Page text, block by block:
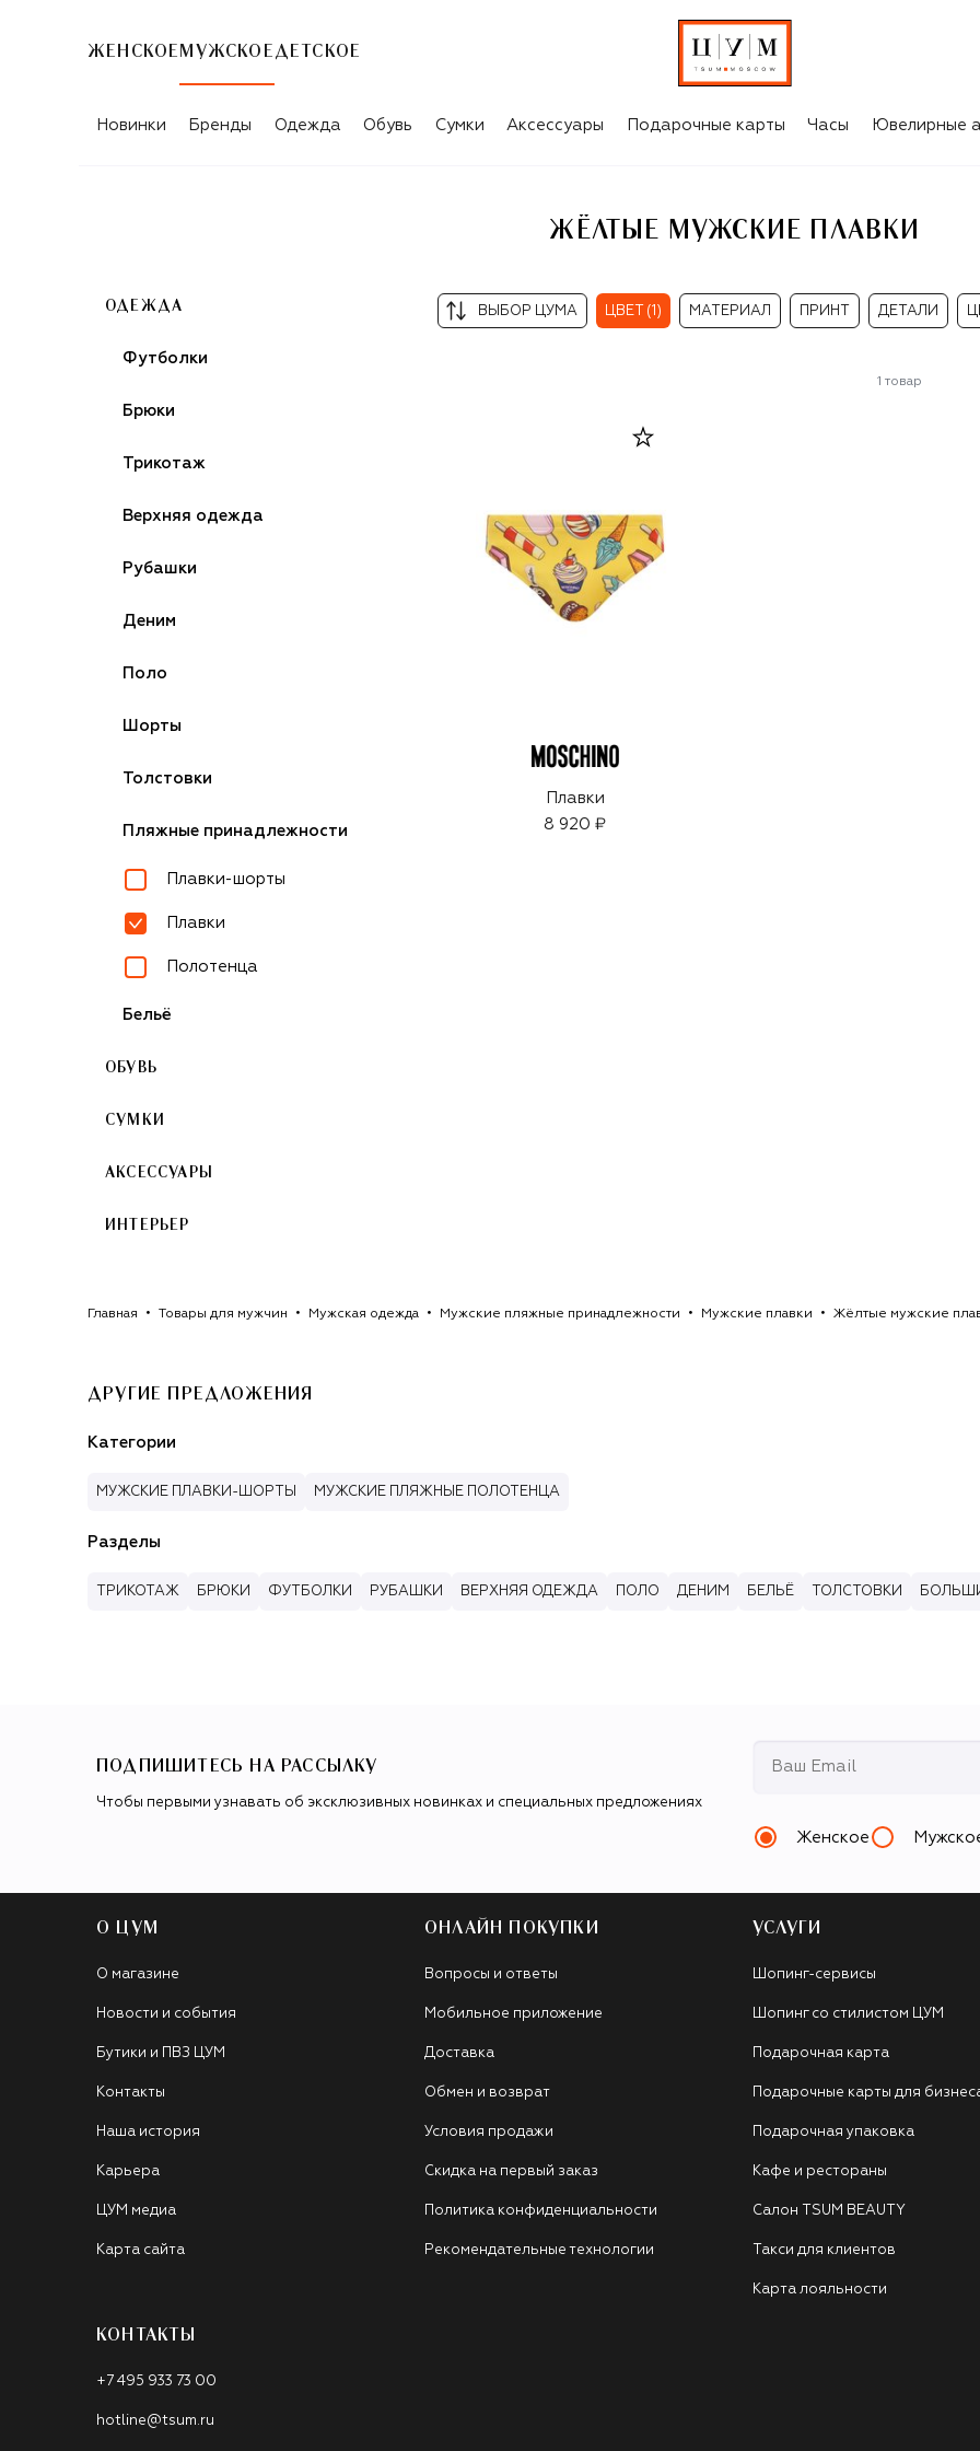
ЖЕНСКОЕ МУЖСКОЕ ДЕТСКОЕ
ЖЁЛТЫЕ МУЖСКИЕ ПЛАВКИ
Новинки Бренды Одежда Обувь Сумки Аксессуары Подарочные карты Часы Ювелирные
ЖЁЛТЫЕ МУЖСКИЕ ПЛАВКИ
ОДЕЖДА
Футболки
Брюки
Трикотаж
Верхняя одежда
Рубашки
Деним
Поло
Шорты
Толстовки
Пляжные принадлежности
Плавки-шорты
Плавки
Полотенца
Бельё
ОБУВЬ
СУМКИ
АКСЕССУАРЫ
ИНТЕРЬЕР
ВЫБОР ЦУМА ЦВЕТ (1) МАТЕРИАЛ ПРИНТ ДЕТАЛИ
1 товар
Плавки
8 920 ₽
Главная Товары для мужчин Мужская одежда Мужские пляжные принадлежности Мужские плавки Жёлтые мужские
ДРУГИЕ ПРЕДЛОЖЕНИЯ
Категории
МУЖСКИЕ ПЛАВКИ-ШОРТЫ МУЖСКИЕ ПЛЯЖНЫЕ ПОЛОТЕНЦА
Разделы
ТРИКОТАЖ БРЮКИ ФУТБОЛКИ РУБАШКИ ВЕРХНЯЯ ОДЕЖДА ПОЛО ДЕНИМ БЕЛЬЁ ТОЛСТОВКИ
ПОДПИШИТЕСЬ НА РАССЫЛКУ
Чтобы первыми узнавать об эксклюзивных новинках и специальных предложениях
Женское
О ЦУМ
О магазине
Новости и события
Бутики и ПВЗ ЦУМ
Контакты
Наша история
Карьера
ЦУМ медиа
Карта сайта
ОНЛАЙН ПОКУПКИ
Вопросы и ответы
Мобильное приложение
Доставка
Обмен и возврат
Условия продажи
Скидка на первый заказ
Политика конфиденциальности
Рекомендательные технологии
УСЛУГИ
Шопинг-сервисы
Шопинг со стилистом ЦУМ
Подарочная карта
Подарочные карты для
Подарочная упаковка
Кафе и рестораны
Салон TSUM BEAUTY
Такси для клиентов
Карта лояльности
КОНТАКТЫ
+7 495 933 73 00
hotline@tsum.ru